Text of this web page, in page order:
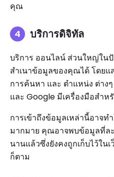
คุณ
บริการดิจิทัล
บริการ ออนไลน์ ส่วนใหญ่ใ
สำเนาข้อมูลของคุณได้ โดยแ
การค้นหา และ ตำแหน่ง ต่าง
และ Google มีเครื่องมือสำ
การเข้าถึงข้อมูลเหล่านี้อาจ
มากมาย คุณอาจพบข้อมูลที่ล
นานแล้วซึ่งยังคงถูกเก็บไว้ใน
ก็ตาม